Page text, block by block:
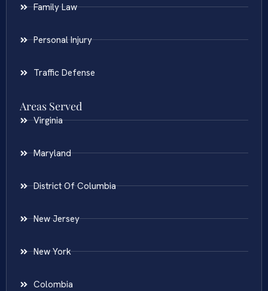
Family Law
Personal Injury
Traffic Defense
Areas Served
Virginia
Maryland
District Of Columbia
New Jersey
New York
Colombia